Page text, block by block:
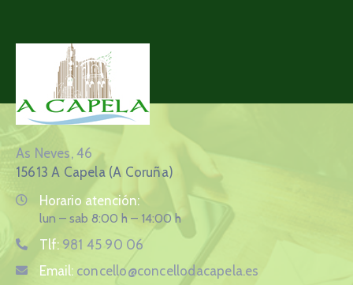
As Neves, 46
15613 A Capela (A Coruña)
Horario atención:
lun – sab 8:00 h – 14:00 h
Tlf: 981 45 90 06
Email: concello@concellodacapela.es